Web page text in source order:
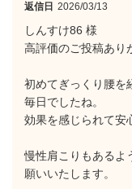
返信日 2026/03/13
しんすけ86 様
高評価のご投稿あり
初めてぎっくり腰を
毎日でしたね。
効果を感じられて安
慢性肩こりもあるよ
願いいたします。